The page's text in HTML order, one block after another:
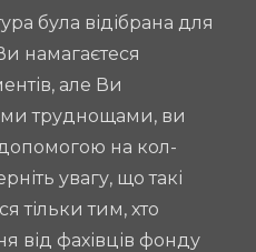
була відібрана для
намагаєтеся
але Ви
труднощами, ви
на кол-
увагу, що такі
тільки тим, хто
від фахівців фонду